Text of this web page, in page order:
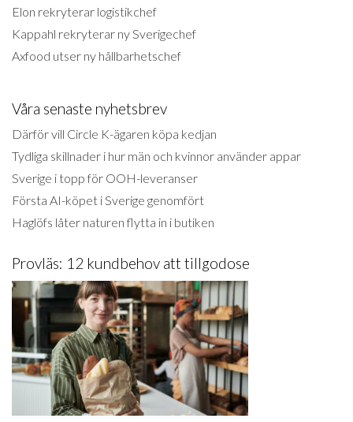
Elon rekryterar logistikchef
Kappahl rekryterar ny Sverigechef
Axfood utser ny hållbarhetschef
Våra senaste nyhetsbrev
Därför vill Circle K-ägaren köpa kedjan
Tydliga skillnader i hur män och kvinnor använder appar
Sverige i topp för OOH-leveranser
Första AI-köpet i Sverige genomfört
Haglöfs låter naturen flytta in i butiken
Provläs: 12 kundbehov att tillgodose